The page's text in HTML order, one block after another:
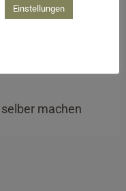
machen
Einstellungen